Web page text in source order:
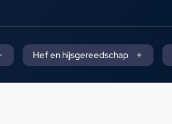
Hef en hijsgereedschap